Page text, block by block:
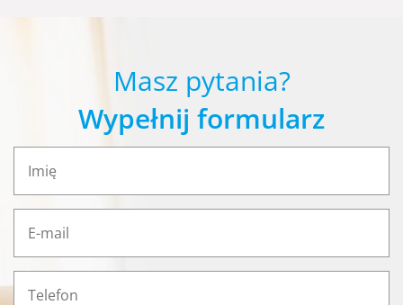
Masz pytania?
Wypełnij formularz